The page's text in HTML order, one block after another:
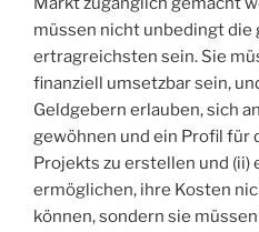
müssen nicht unbedingt die
ertragreichsten sein. Sie
finanziell umsetzbar sein,
Geldgebern erlauben, sich
gewöhnen und ein Profil für
Projekts zu erstellen und (ii)
ermöglichen, ihre Kosten
können, sondern sie